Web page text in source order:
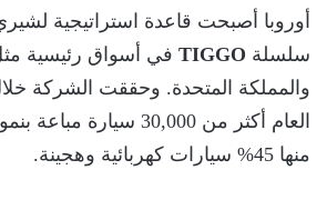
أوروبا أصبحت قاعدة استراتيجية
سلسلة TIGGO في أسواق رئيسية مثل
والمملكة المتحدة. وحققت الشركة
منها 45% سيارات كهربائية وهجينة.